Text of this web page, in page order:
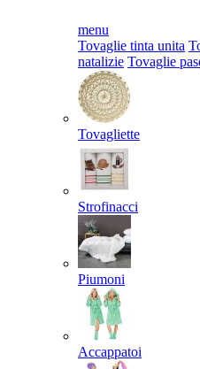
menu
Tovaglie tinta unita
natalizie Tovaglie
Tovagliette
Strofinacci
Piumoni
Accappatoi